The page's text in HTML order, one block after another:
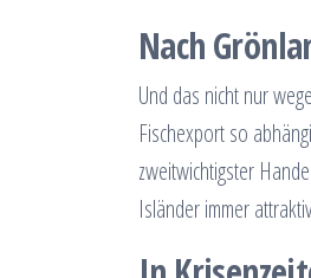
Nach
Und das nicht nur
Fischexport so
zweitwichtigster
Isländer immer